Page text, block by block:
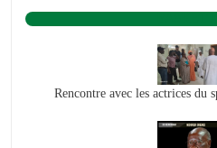
Rencontre avec les actrices